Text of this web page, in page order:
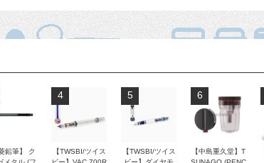
鉛筆】 ク
4
【TWSBI/ツイス
5
【TWSBI/ツイス
6
【中島重久堂】T